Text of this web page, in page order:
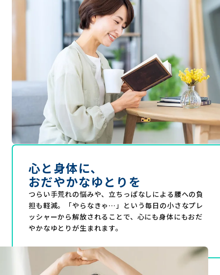
心と身体に、
おだやかなゆとりを
つらい手荒れの悩みや、立ちっぱなしによる腰への負
担も軽減。「やらなきゃ…」という毎日の小さなプレ
ッシャーから解放されることで、心にも身体にもおだ
やかなゆとりが生まれます。